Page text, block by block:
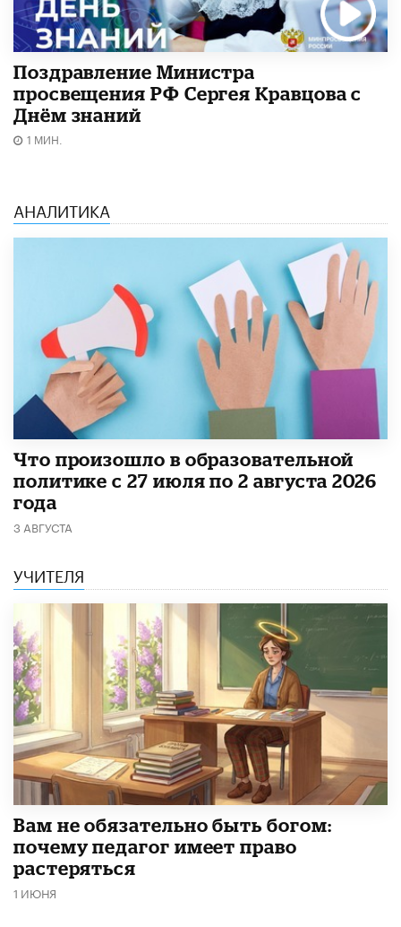
Поздравление Министра
просвещения РФ Сергея Кравцова с
Днём знаний
1 МИН.
АНАЛИТИКА
​Что произошло в образовательной
политике с 27 июля по 2 августа 2026
года
3 АВГУСТА
УЧИТЕЛЯ
​Вам не обязательно быть богом:
почему педагог имеет право
растеряться
1 ИЮНЯ